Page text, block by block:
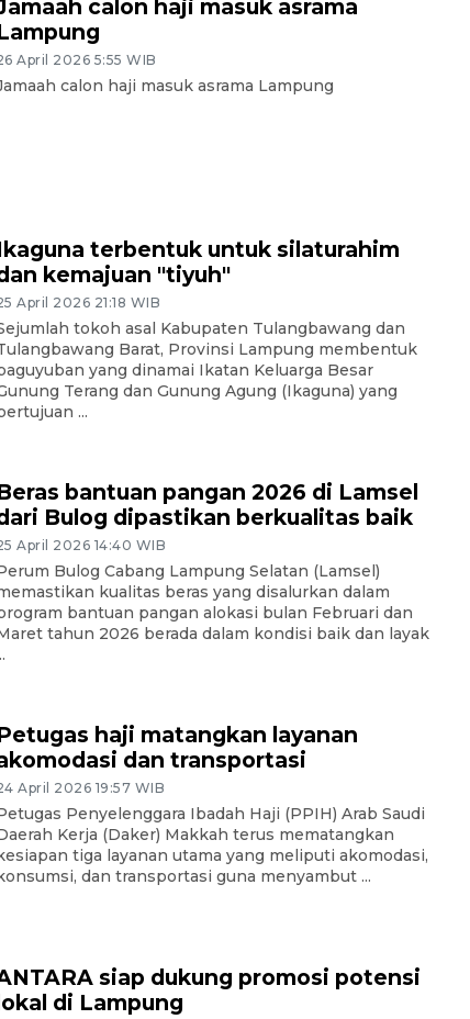
calon haji masuk asrama
April 2026 5:55 WIB
calon haji masuk asrama Lampung
terbentuk untuk silaturahim
kemajuan "tiyuh"
April 2026 21:18 WIB
tokoh asal Kabupaten Tulangbawang dan
Barat, Provinsi Lampung membentuk
yang dinamai Ikatan Keluarga Besar
Terang dan Gunung Agung (Ikaguna) yang
...
bantuan pangan 2026 di Lamsel
Bulog dipastikan berkualitas baik
April 2026 14:40 WIB
Bulog Cabang Lampung Selatan (Lamsel)
kualitas beras yang disalurkan dalam
bantuan pangan alokasi bulan Februari dan
tahun 2026 berada dalam kondisi baik dan layak
haji matangkan layanan
dan transportasi
April 2026 19:57 WIB
Penyelenggara Ibadah Haji (PPIH) Arab Saudi
Kerja (Daker) Makkah terus mematangkan
tiga layanan utama yang meliputi akomodasi,
dan transportasi guna menyambut ...
siap dukung promosi potensi
di Lampung